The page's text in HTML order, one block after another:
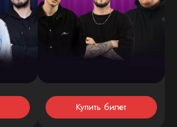
Купить билет